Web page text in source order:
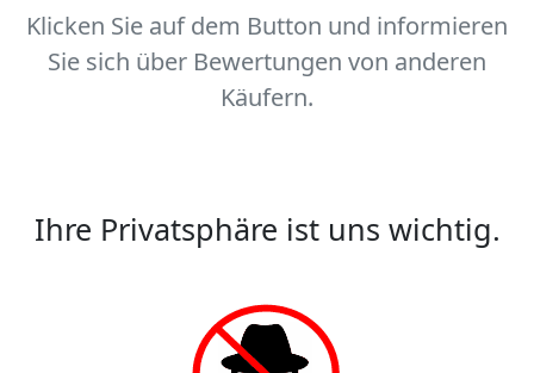
Klicken Sie auf dem Button und informieren
Sie sich über Bewertungen von anderen
Käufern.
Ihre Privatsphäre ist uns wichtig.